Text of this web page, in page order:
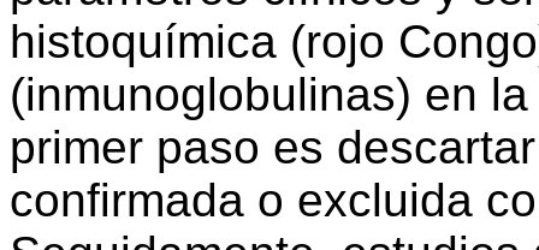
histoquímica (rojo
(inmunoglobulinas) en
primer paso es
confirmada o excluida